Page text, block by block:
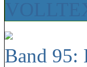
Band 95: